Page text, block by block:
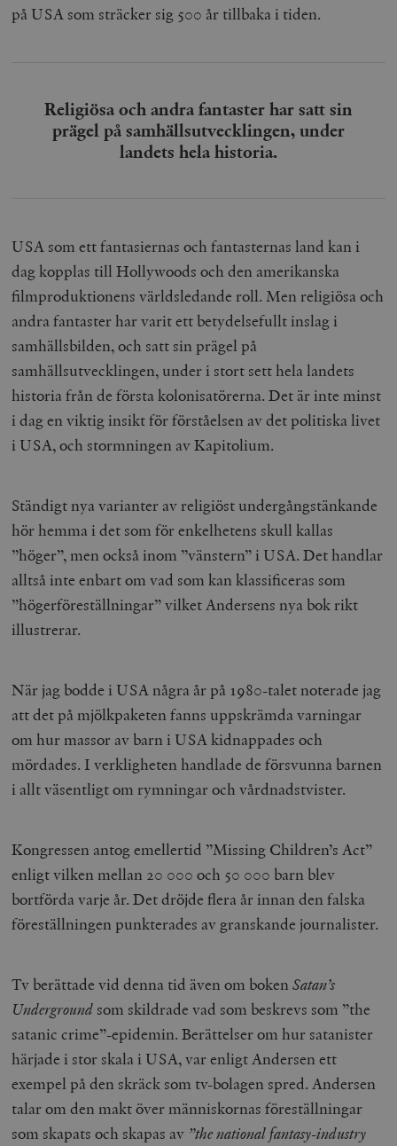
på USA som sträcker sig 500 år tillbaka i tiden.
Religiösa och andra fantaster har satt sin
prägel på samhällsutvecklingen, under
landets hela historia.
USA som ett fantasiernas och fantasternas land kan i
dag kopplas till Hollywoods och den amerikanska
filmproduktionens världsledande roll. Men religiösa och
andra fantaster har varit ett betydelsefullt inslag i
samhällsbilden, och satt sin prägel på
samhällsutvecklingen, under i stort sett hela landets
historia från de första kolonisatörerna. Det är inte minst
i dag en viktig insikt för förståelsen av det politiska livet
i USA, och stormningen av Kapitolium.
Ständigt nya varianter av religiöst undergångstänkande
hör hemma i det som för enkelhetens skull kallas
”höger”, men också inom ”vänstern” i USA. Det handlar
alltså inte enbart om vad som kan klassificeras som
”högerföreställningar” vilket Andersens nya bok rikt
illustrerar.
När jag bodde i USA några år på 1980-talet noterade jag
att det på mjölkpaketen fanns uppskrämda varningar
om hur massor av barn i USA kidnappades och
mördades. I verkligheten handlade de försvunna barnen
i allt väsentligt om rymningar och vårdnadstvister.
Kongressen antog emellertid ”Missing Children’s Act”
enligt vilken mellan 20 000 och 50 000 barn blev
bortförda varje år. Det dröjde flera år innan den falska
föreställningen punkterades av granskande journalister.
Tv berättade vid denna tid även om bokenSatan’s
Underground som skildrade vad som beskrevs som ”the
satanic crime”-epidemin. Berättelser om hur satanister
härjade i stor skala i USA, var enligt Andersen ett
exempel på den skräck som tv-bolagen spred. Andersen
talar om den makt över människornas föreställningar
som skapats och skapas av ”the national fantasy-industry